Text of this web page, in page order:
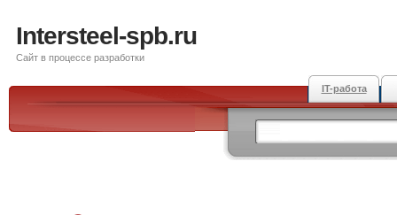
Intersteel-spb.ru
Сайт в процессе разработки
IT-работа